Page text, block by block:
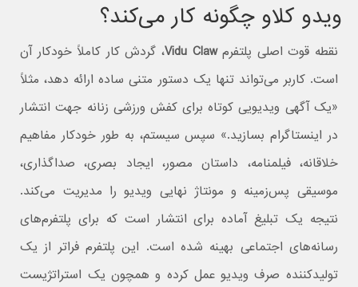
ویدو کلاو چگونه کار می‌کند؟
نقطه قوت اصلی پلتفرمVidu Claw، گردش کار کاملاً خودکار آن
است. کاربر می‌تواند تنها یک دستور متنی ساده ارائه دهد، مثلاً
«یک آگهی ویدیویی کوتاه برای کفش ورزشی زنانه جهت انتشار
در اینستاگرام بسازید.» سپس سیستم، به طور خودکار مفاهیم
خلاقانه، فیلمنامه، داستان مصور، ایجاد بصری، صداگذاری،
موسیقی پس‌زمینه و مونتاژ نهایی ویدیو را مدیریت می‌کند.
نتیجه یک تبلیغ آماده برای انتشار است که برای پلتفرم‌های
رسانه‌های اجتماعی بهینه شده است. این پلتفرم فراتر از یک
تولیدکننده صرف ویدیو عمل کرده و همچون یک استراتژیست